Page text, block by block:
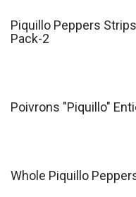
Piquillo Peppers
Pack-2
Poivrons "Piquillo"
Whole Piquillo